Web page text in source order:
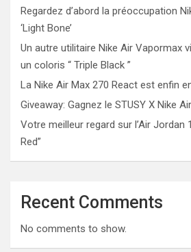
Regardez d’abord la préoccupation
‘Light Bone’
Un autre utilitaire Nike Air Vapormax
un coloris “ Triple Black ”
La Nike Air Max 270 React est enfin
Giveaway: Gagnez le STUSY X Nike
Votre meilleur regard sur l’Air Jordan
Red”
Recent Comments
No comments to show.